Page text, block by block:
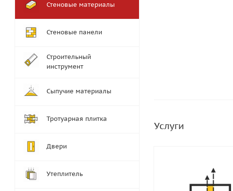
Услуги
Стеновые материалы
Стеновые панели
Строительный
инструмент
Сыпучие материалы
Тротуарная плитка
Двери
Утеплитель